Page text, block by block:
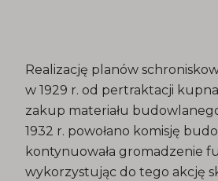
Realizację planów
w 1929 r. od pertraktacji
zakup materiału
1932 r. powołano komisję
kontynuowała gromadzenie
wykorzystując do tego akcję